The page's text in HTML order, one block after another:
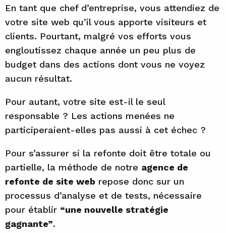
En tant que chef d’entreprise, vous attendiez de
votre site web qu’il vous apporte visiteurs et
clients. Pourtant, malgré vos efforts vous
engloutissez chaque année un peu plus de
budget dans des actions dont vous ne voyez
aucun résultat.
Pour autant, votre site est-il le seul
responsable ? Les actions menées ne
participeraient-elles pas aussi à cet échec ?
Pour s’assurer si la refonte doit être totale ou
partielle, la méthode de notre agence de
refonte de site web repose donc sur un
processus d’analyse et de tests, nécessaire
pour établir “une nouvelle stratégie
gagnante”.